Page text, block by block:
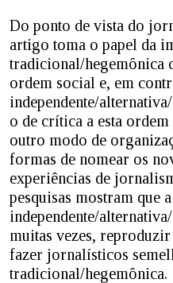
Do ponto de vista do
artigo toma o papel da
tradicional/hegemônica
ordem social e, em
independente/
o de crítica a esta
outro modo de
formas de nomear os
experiências de
pesquisas mostram que
independente/
muitas vezes,
fazer jornalísticos
tradicional/hegemônica.